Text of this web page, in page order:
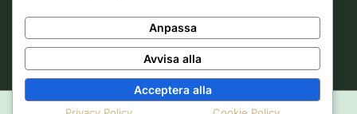
Nyhetsbrev
Kontakt
Anpassa
Avvisa alla
Acceptera alla